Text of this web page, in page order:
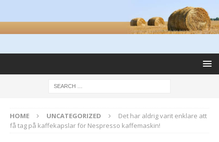
HOME UNCATEGORIZED
Det har aldrig varit enklare att
få tag på kaffekapslar för Nespresso kaffemaskin!